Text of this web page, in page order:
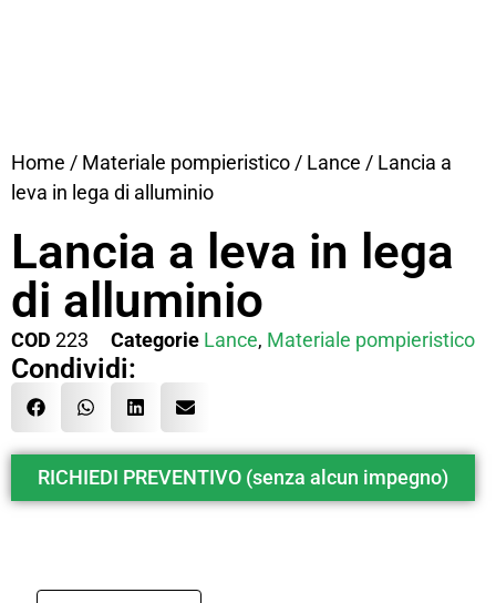
Home / Materiale pompieristico/ Lance / Lancia a
leva in lega di alluminio
Lancia a leva in lega
di alluminio
COD 223 Categorie Lance, Materiale pompieristico
Condividi:
RICHIEDI PREVENTIVO (senza alcun impegno)